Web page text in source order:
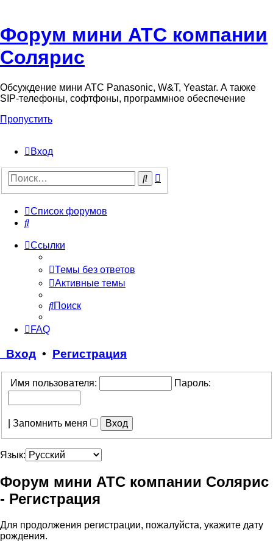
Форум мини АТС компании
Солярис
Обсуждение мини АТС Panasonic, W&T, Yeastar. А также
SIP-телефоны, софтфоны, программное обеспечение
Пропустить
Вход
Поиск
Список форумов
Поиск
Ссылки
Темы без ответов
Активные темы
Поиск
FAQ
Вход • Регистрация
Имя пользователя: Пароль:
Запомнить меня
Язык:
Форум мини АТС компании Солярис
- Регистрация
Для продолжения регистрации, пожалуйста, укажите дату
рождения.